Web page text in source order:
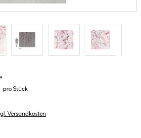
*
pro Stück
Versandkosten